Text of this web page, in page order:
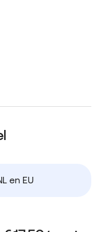
is maandelijks